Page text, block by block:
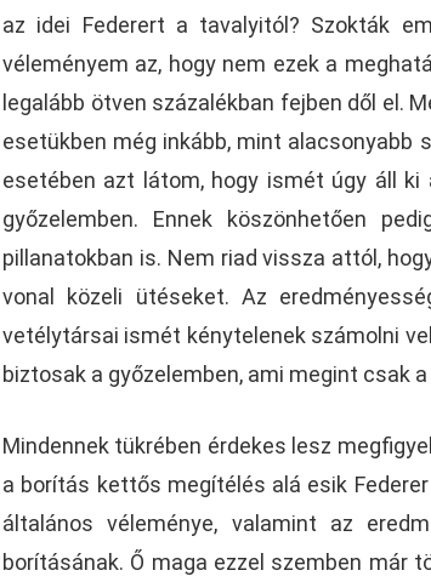
az idei Federert a tavalyitól? Szokták
véleményem az, hogy nem ezek a
legalább ötven százalékban fejben dől el.
esetükben még inkább, mint alacsonyabb
esetében azt látom, hogy ismét úgy áll ki
győzelemben. Ennek köszönhetően
pillanatokban is. Nem riad vissza attól,
vonal közeli ütéseket. Az
vetélytársai ismét kénytelenek számolni
biztosak a győzelemben, ami megint csak
Mindennek tükrében érdekes lesz
a borítás kettős megítélés alá esik
általános véleménye, valamint az
borításának. Ő maga ezzel szemben már